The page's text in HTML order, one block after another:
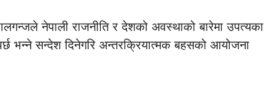
नेपाली राजनीति र देशको अवस्थाको बारेमा उपत्यका
भन्ने सन्देश दिनेगरि अन्तरक्रियात्मक बहसको आयोजना